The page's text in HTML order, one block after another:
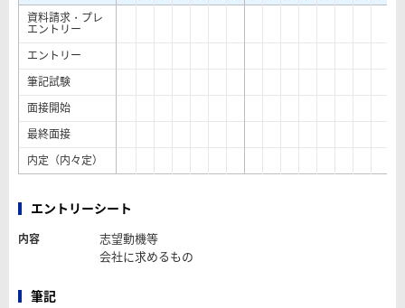
資料請求・プレ
エントリー
エントリー
筆記試験
面接開始
最終面接
内定（内々定）
エントリーシート
内容
志望動機等
会社に求めるもの
筆記